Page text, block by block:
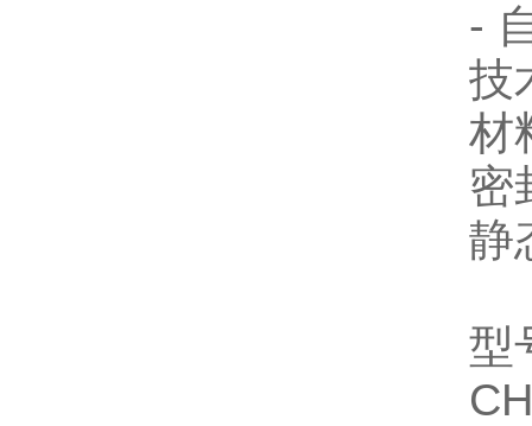
-
技
材
密
静
型